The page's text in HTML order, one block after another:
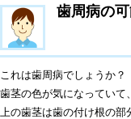
歯周病の
これは歯周病でしょうか？
歯茎の色が気になっていて
上の歯茎は歯の付け根の